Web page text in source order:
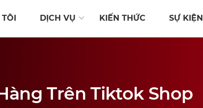
DỊCH VỤ KIẾN THỨC SỰ KIỆN
Trên Tiktok Shop